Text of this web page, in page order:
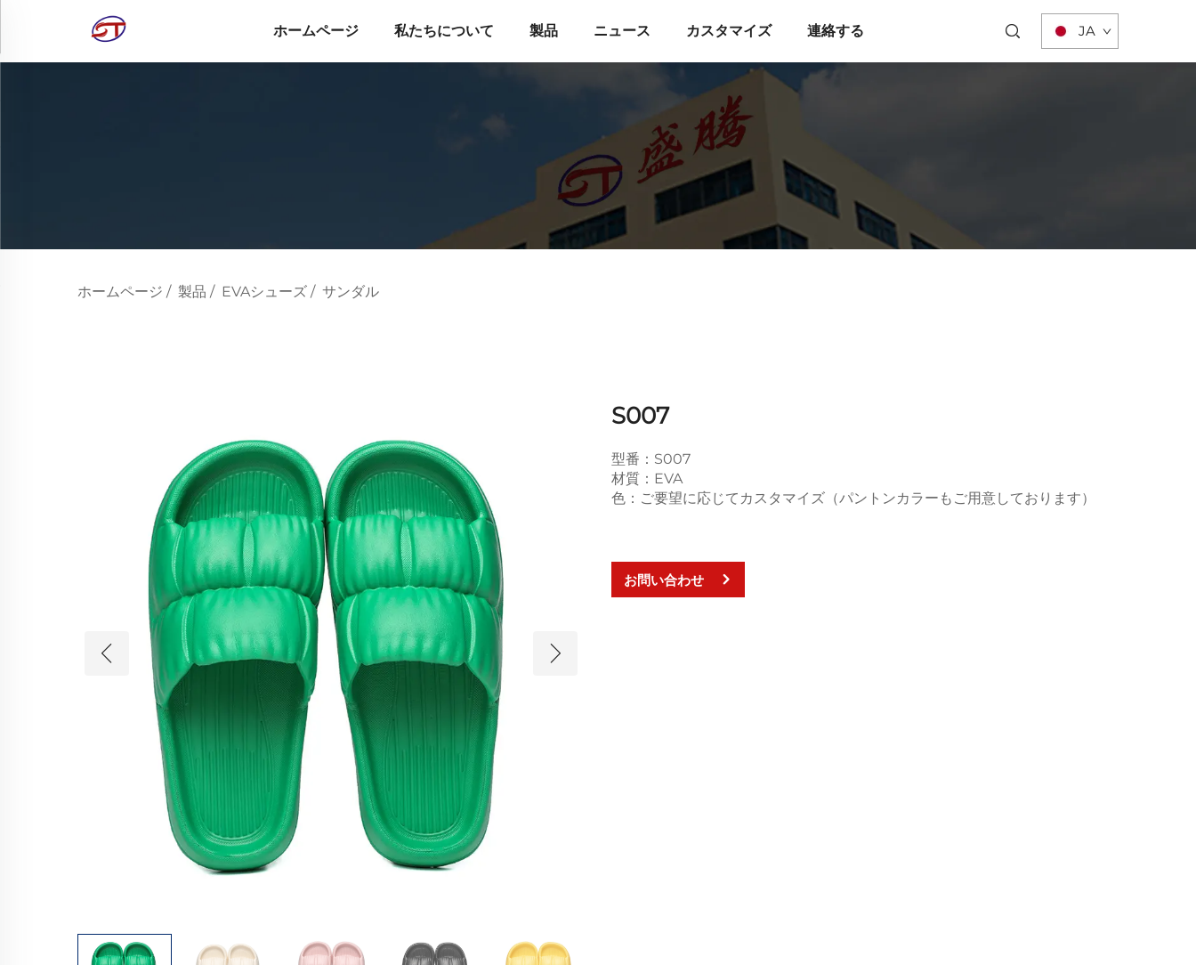
ホームページ 私たちについて 製品 ニュース カスタマイズ 連絡する JA
ホームページ / 製品 / EVAシューズ / サンダル
S007
型番：S007
材質：EVA
色：ご要望に応じてカスタマイズ（パントンカラーもご用意しております）
お問い合わせ